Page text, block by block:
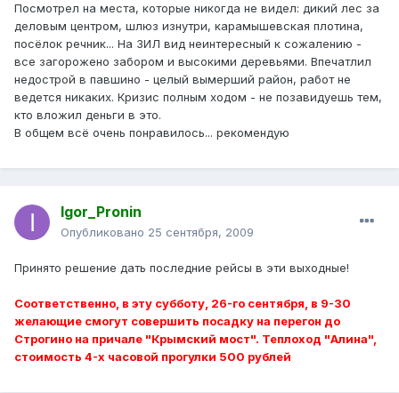
Посмотрел на места, которые никогда не видел: дикий лес за
деловым центром, шлюз изнутри, карамышевская плотина,
посёлок речник... На ЗИЛ вид неинтересный к сожалению -
все загорожено забором и высокими деревьями. Впечатлил
недострой в павшино - целый вымерший район, работ не
ведется никаких. Кризис полным ходом - не позавидуешь тем,
кто вложил деньги в это.
В общем всё очень понравилось... рекомендую
Igor_Pronin
Опубликовано 25 сентября, 2009
Принято решение дать последние рейсы в эти выходные!
Соответственно, в эту субботу, 26-го сентября, в 9-30
желающие смогут совершить посадку на перегон до
Строгино на причале "Крымский мост". Теплоход "Алина",
стоимость 4-х часовой прогулки 500 рублей